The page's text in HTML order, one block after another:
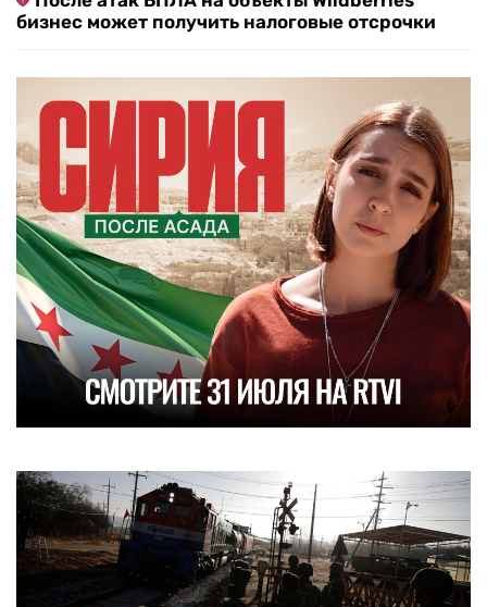
бизнес может получить налоговые отсрочки